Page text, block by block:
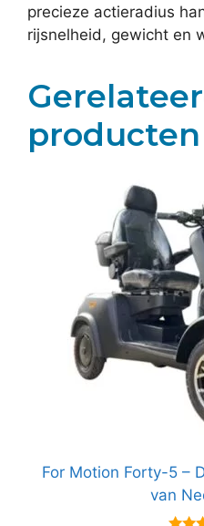
precieze actieradius
rijsnelheid, gewicht en
producten
For Motion Forty-5 –
van